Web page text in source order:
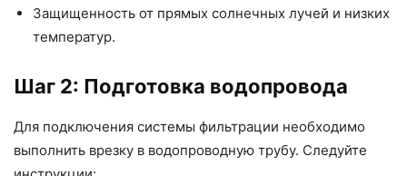
Защищенность от прямых солнечных лучей и низких
температур.
Шаг 2: Подготовка водопровода
Для подключения системы фильтрации необходимо
выполнить врезку в водопроводную трубу. Следуйте